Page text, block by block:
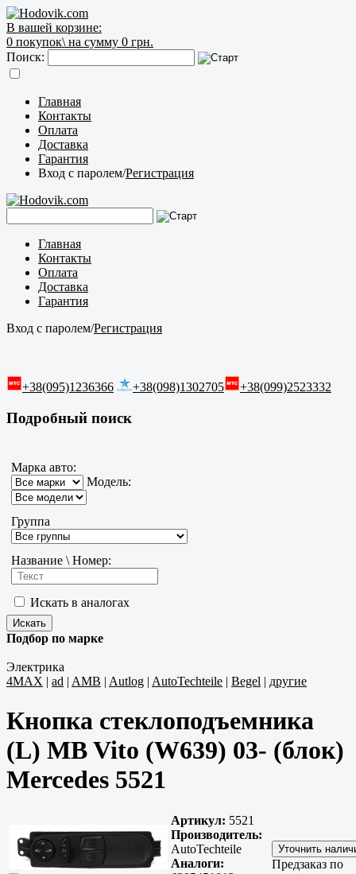
В вашей корзине:
0 покупок\ на сумму 0 грн.
Поиск:
Главная
Контакты
Оплата
Доставка
Гарантия
Вход с паролем/Регистрация
Главная
Контакты
Оплата
Доставка
Гарантия
Вход с паролем/Регистрация
+38(095)1236366 +38(098)1302705 +38(099)2523332
Подробный поиск
Марка авто:
Модель:
Группа
Название \ Номер:
Искать в аналогах
Подбор по марке
Электрика
4MAX | ad | AMB | Autlog | AutoTechteile | Begel | другие
Кнопка стеклоподъемника
(L) MB Vito (W639) 03- (блок)
Mercedes 5521
Артикул: 5521
Производитель:
AutoTechteile
Аналоги:
Предзаказ по